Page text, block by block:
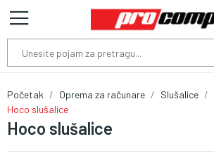
Hoco slušalice
Početak Oprema za računare Slušalice
Hoco slušalice